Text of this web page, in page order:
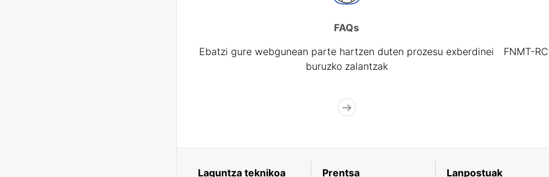
FAQs
Ebatzi gure webgunean parte hartzen duten prozesu exberdinei
buruzko zalantzak
FNMT-
Laguntza teknikoa Prentsa Lanpostuak